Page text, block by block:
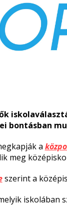
bontásban
a
meg
szerint a
iskolában